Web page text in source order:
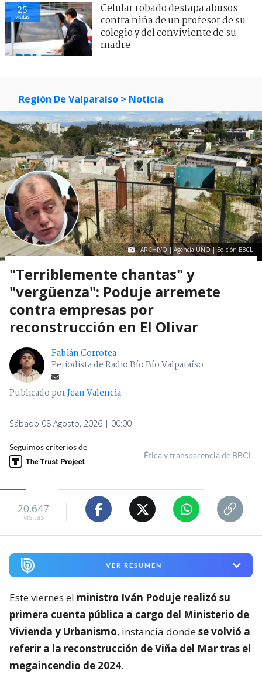
25
visitas
Celular robado destapa abusos
contra niña de un profesor de su
colegio y del conviviente de su
madre
Región De Valparaíso > Noticia
ARCHIVO | Agencia UNO | Edición BBCL
"Terriblemente chantas" y
"vergüenza": Poduje arremete
contra empresas por
reconstrucción en El Olivar
Fabián Corrotea
Periodista de Radio Bío Bío Valparaíso
Publicado porJean Valencia
Sábado 08 Agosto, 2026 | 00:00
Seguimos criterios de
Ética y transparencia de BBCL
20.647
visitas
VER RESUMEN
Este viernes el ministro Iván Poduje realizó su
primera cuenta pública a cargo del Ministerio de
Vivienda y Urbanismo, instancia dondese volvió a
referir a la reconstrucción de Viña del Mar tras el
megaincendio de 2024.